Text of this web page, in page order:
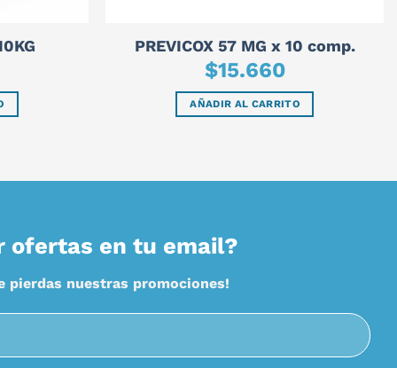
PREVICOX 57 MG x 10 comp.
$15.660
AÑADIR AL CARRITO
ofertas en tu email?
pierdas nuestras promociones!